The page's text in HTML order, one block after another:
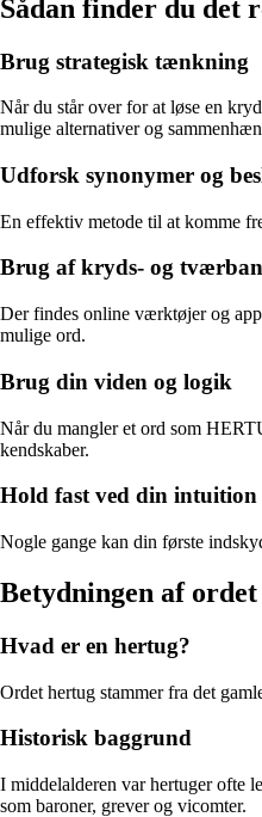
Sådan finder du det
Brug strategisk tænkning
Når du står over for at løse en
mulige alternativer og
Udforsk synonymer og
En effektiv metode til at komme
Brug af kryds- og
Der findes online værktøjer og
mulige ord.
Brug din viden og logik
Når du mangler et ord som
kendskaber.
Hold fast ved din intuition
Nogle gange kan din første
Betydningen af
Hvad er en hertug?
Ordet hertug stammer fra det
Historisk baggrund
I middelalderen var hertuger ofte
som baroner, grever og vicomter.